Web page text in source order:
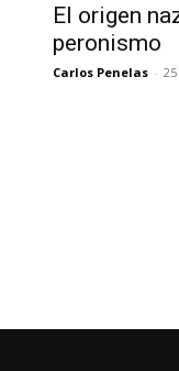
El origen
peronismo
Carlos Penelas -